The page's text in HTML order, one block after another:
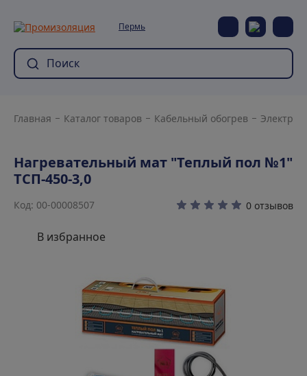
Пермь
Главная Каталог товаров Кабельный обогрев
Нагревательный мат "Теплый пол №1"
ТСП-450-3,0
Код: 00-00008507 0 отзывов
В избранное